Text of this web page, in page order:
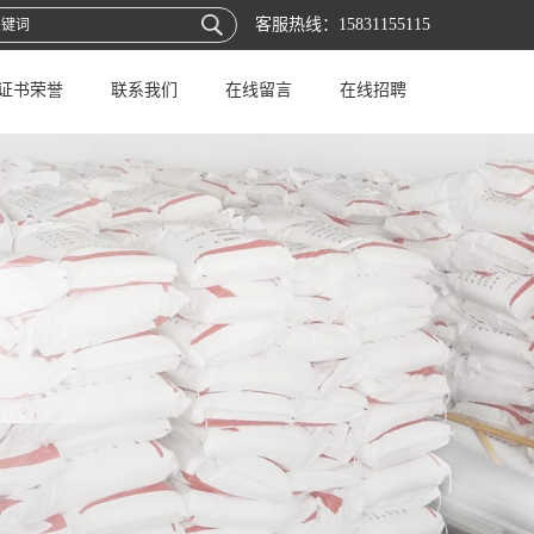
客服热线： 15831155115
书荣誉 联系我们 在线留言 在线招聘